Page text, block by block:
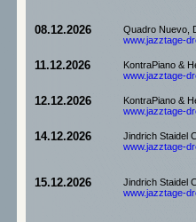
08.12.2026
Quadro Nuevo,
www.jazztage-
11.12.2026
KontraPiano &
www.jazztage-
12.12.2026
KontraPiano &
www.jazztage-
14.12.2026
Jindrich Staidel
www.jazztage-
15.12.2026
Jindrich Staidel
www.jazztage-